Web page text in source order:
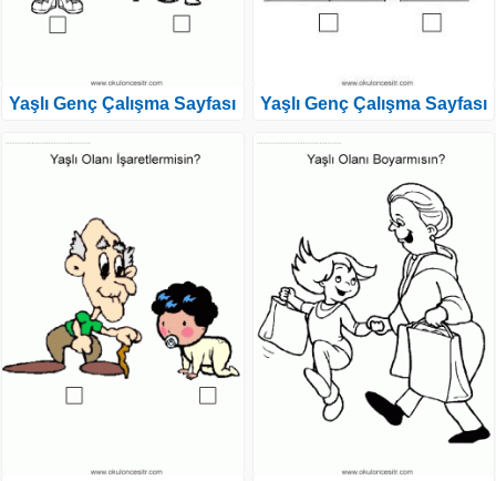
Yaşlı Genç Çalışma Sayfası Yaşlı Genç Çalışma Sayfası